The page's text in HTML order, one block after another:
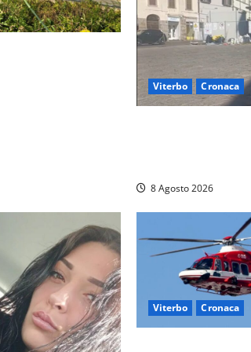
Viterbo Cronaca
8 Agosto 2026
Viterbo Cronaca